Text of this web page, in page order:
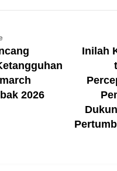
Previous
article:
2026
Inilah